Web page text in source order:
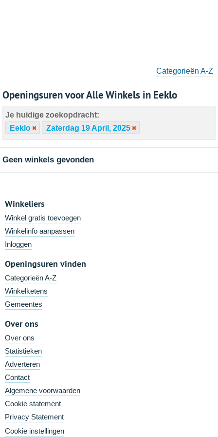
Categorieën A-Z
Openingsuren voor Alle Winkels in Eeklo
Je huidige zoekopdracht:
Eeklo
Zaterdag 19 April, 2025
Geen winkels gevonden
Winkeliers
Winkel gratis toevoegen
Winkelinfo aanpassen
Inloggen
Openingsuren vinden
Categorieën A-Z
Winkelketens
Gemeentes
Over ons
Over ons
Statistieken
Adverteren
Contact
Algemene voorwaarden
Cookie statement
Privacy Statement
Cookie instellingen